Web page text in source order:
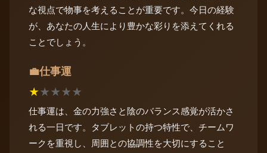
な視点で物事を考えることが重要です。今日の経験
が、あなたの人生により豊かな彩りを添えてくれる
ことでしょう。
💼仕事運
★★★★★
仕事運は、金の力強さと陰のバランス感覚が活かさ
れる一日です。タブレットの持つ特性で、チームワ
ークを重視し、周囲との協調性を大切にすること